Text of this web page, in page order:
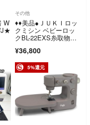
W
その他
♦️♦️美品●ＪＵＫＩロッ
クミシン ベビーロッ
クBL-22EXS糸取物
¥36,800
5%還元